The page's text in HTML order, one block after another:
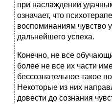
при наслаждении
означает, что
воспоминаниям чувство
дальнейшего успеха.
Конечно, не все
более не все их части
бессознательное такое
Некоторые из них
довести до сознания